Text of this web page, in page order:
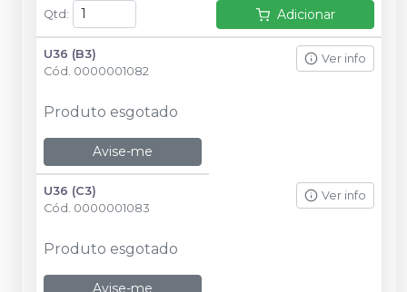
Qtd : Adicionar
U36 (B3)
Cód. 0000001082
Ver info
Produto esgotado
Avise-me
U36 (C3)
Cód. 0000001083
Ver info
Produto esgotado
Avise-me